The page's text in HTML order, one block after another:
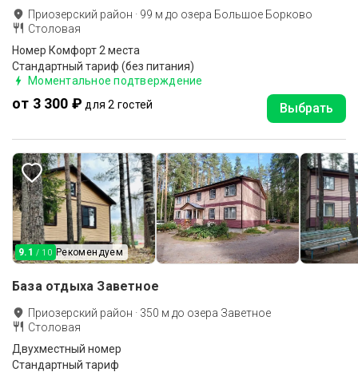
Приозерский район · 99 м до озера Большое Борково
Столовая
Номер Комфорт 2 места
Стандартный тариф (без питания)
Моментальное подтверждение
от 3 300 ₽ для 2 гостей Выбрать
9.1 / 10 Рекомендуем
База отдыха Заветное
Приозерский район · 350 м до озера Заветное
Столовая
Двухместный номер
Стандартный тариф